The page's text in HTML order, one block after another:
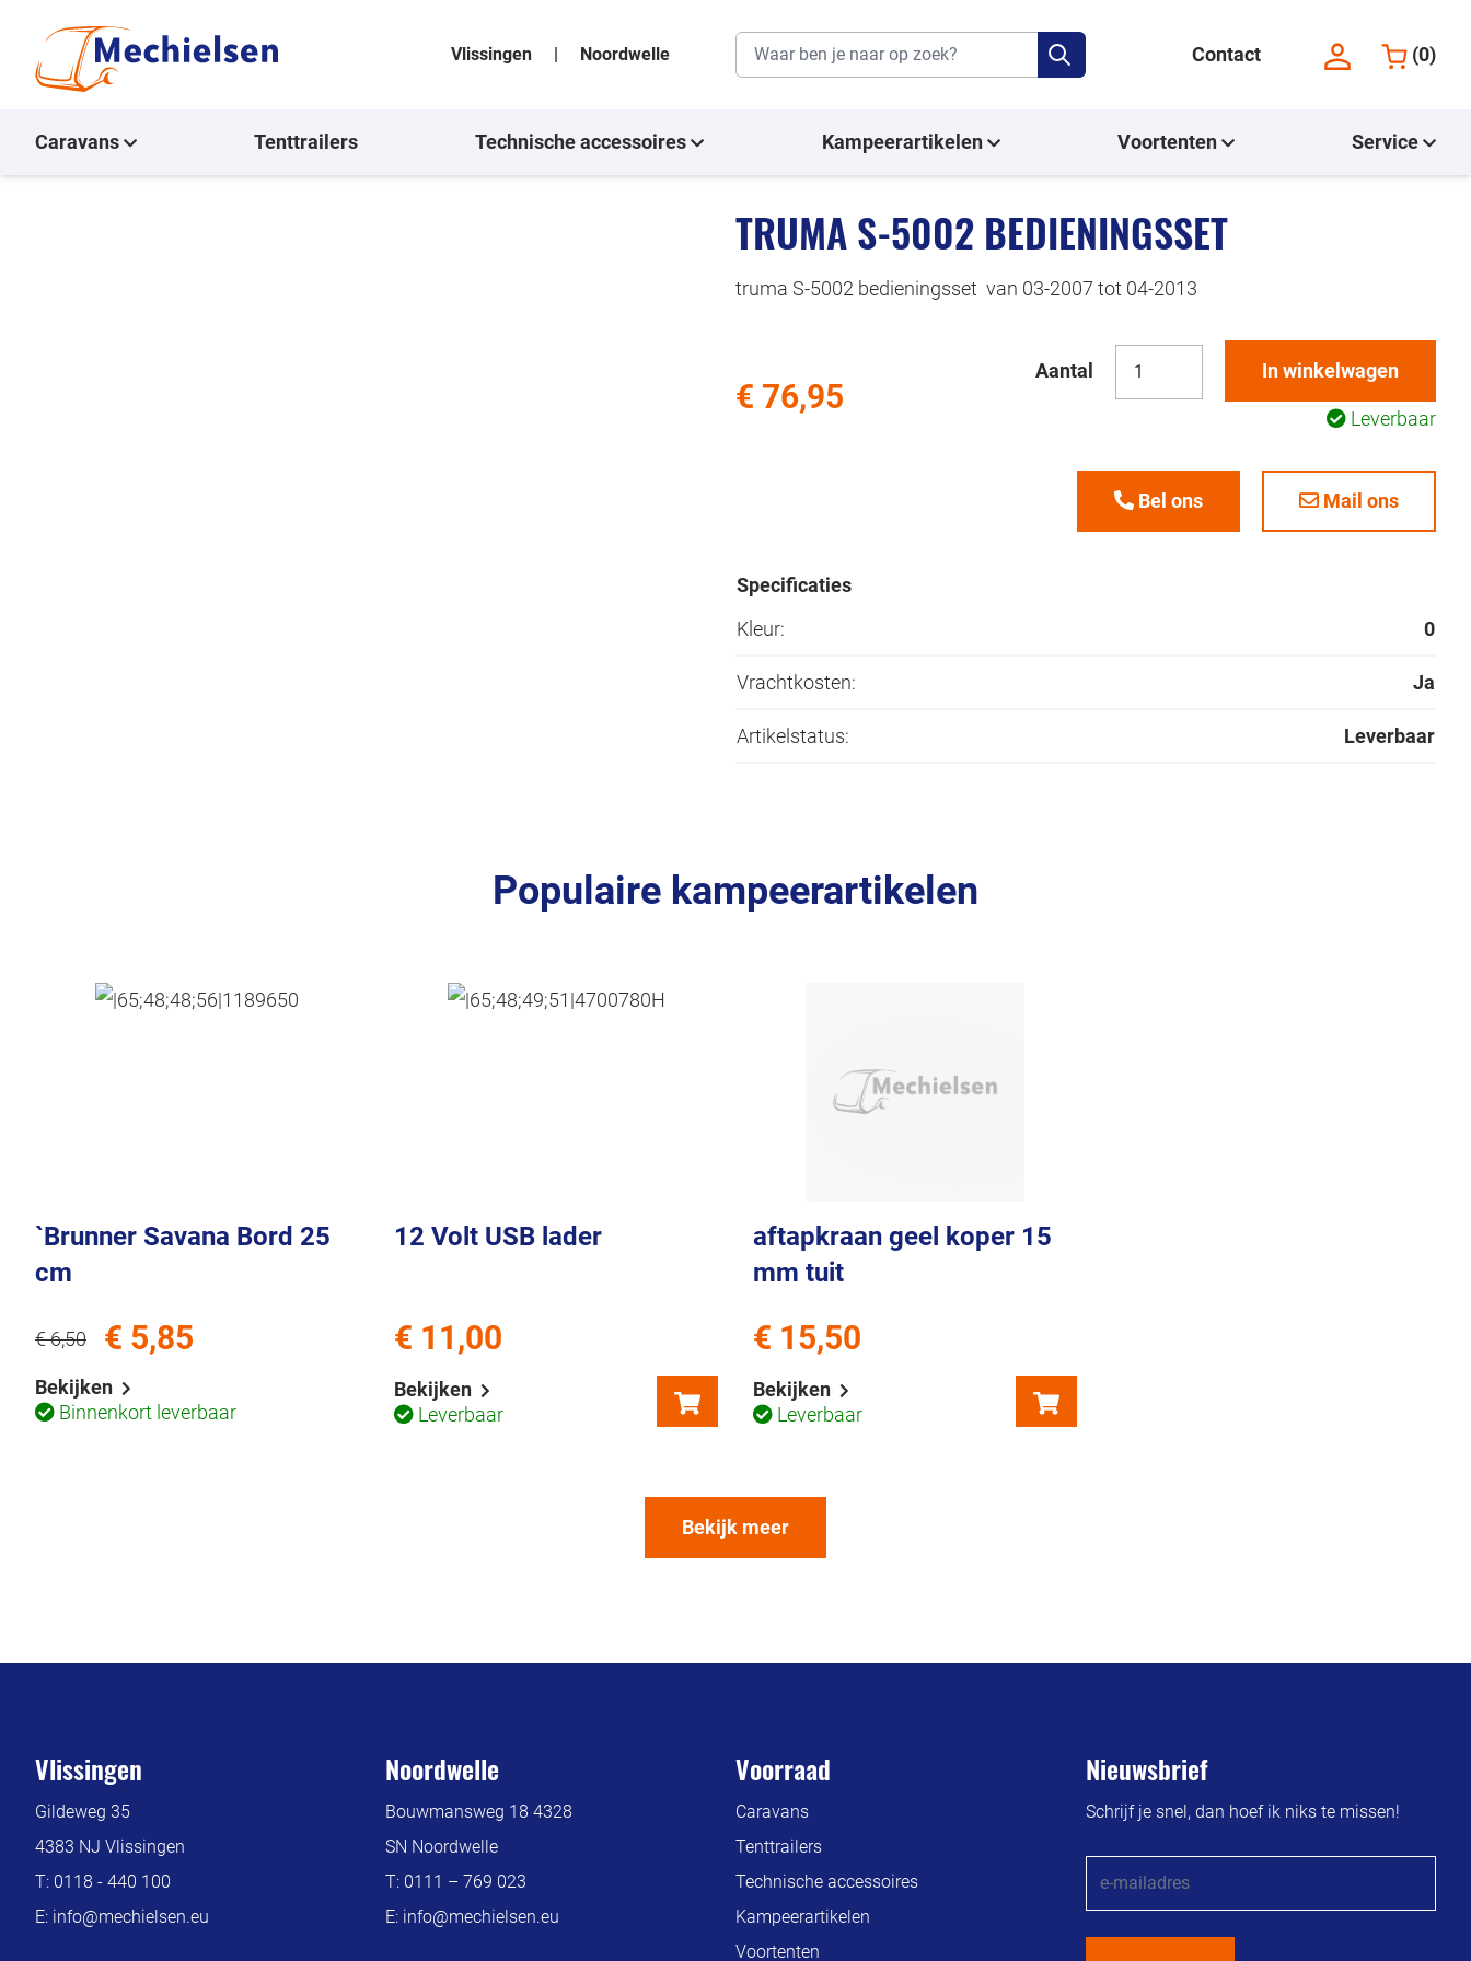
Vlissingen | Noordwelle Contact (0)
Caravans Tenttrailers Technische accessoires Kampeerartikelen Voortenten Service
TRUMA S-5002 BEDIENINGSSET
truma S-5002 bedieningsset van 03-2007 tot 04-2013
€ 76,95
Aantal In winkelwagen
Leverbaar
Bel ons Mail ons
Specificaties
Kleur:
0
Vrachtkosten: Ja
Artikelstatus: Leverbaar
Populaire kampeerartikelen
`Brunner Savana Bord 25
cm
Bekijken
Binnenkort leverbaar
€ 6,50 € 5,85
12 Volt USB lader
Bekijken
Leverbaar
€ 11,00
aftapkraan geel koper 15
mm tuit
Bekijken
Leverbaar
€ 15,50
Bekijk meer
Vlissingen
Gildeweg 35
4383 NJ Vlissingen
T: 0118 - 440 100
E: info@mechielsen.eu
Noordwelle
Bouwmansweg 18 4328
SN Noordwelle
T: 0111 – 769 023
E: info@mechielsen.eu
Voorraad
Caravans
Tenttrailers
Technische accessoires
Kampeerartikelen
Voortenten
Nieuwsbrief
Schrijf je snel, dan hoef ik niks te missen!